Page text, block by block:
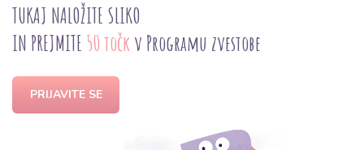
TUKAJ NALOŽITE SLIKO
IN PREJMITE 50 točk v Programu zvestobe
PRIJAVITE SE